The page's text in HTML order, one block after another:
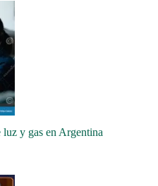
luz y gas en Argentina